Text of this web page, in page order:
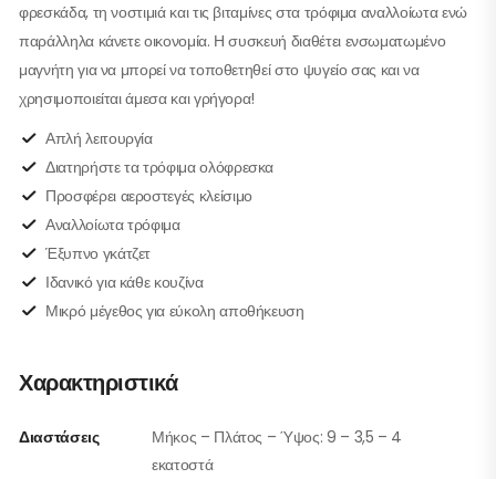
φρεσκάδα, τη νοστιμιά και τις βιταμίνες στα τρόφιμα αναλλοίωτα ενώ
παράλληλα κάνετε οικονομία. Η συσκευή διαθέτει ενσωματωμένο
μαγνήτη για να μπορεί να τοποθετηθεί στο ψυγείο σας και να
χρησιμοποιείται άμεσα και γρήγορα!
Απλή λειτουργία
Διατηρήστε τα τρόφιμα ολόφρεσκα
Προσφέρει αεροστεγές κλείσιμο
Αναλλοίωτα τρόφιμα
Έξυπνο γκάτζετ
Ιδανικό για κάθε κουζίνα
Μικρό μέγεθος για εύκολη αποθήκευση
Χαρακτηριστικά
Διαστάσεις
Μήκος – Πλάτος – Ύψος: 9 – 3,5 – 4
εκατοστά